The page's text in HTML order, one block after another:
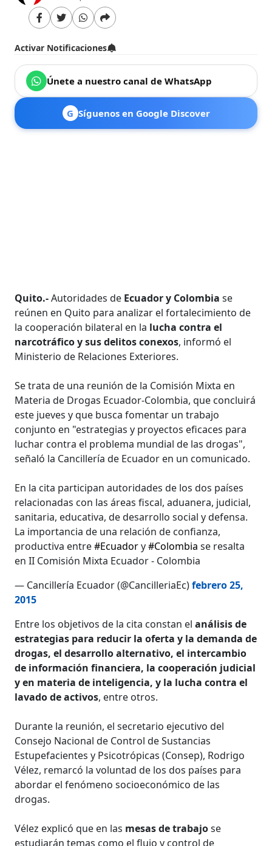
Activar Notificaciones
Únete a nuestro canal de WhatsApp
G Síguenos en Google Discover
Quito.-Autoridades de Ecuador y Colombia se
reúnen en Quito para analizar el fortalecimiento de
la cooperación bilateral en la lucha contra el
narcotráfico y sus delitos conexos, informó el
Ministerio de Relaciones Exteriores.
Se trata de una reunión de la Comisión Mixta en
Materia de Drogas Ecuador-Colombia, que concluirá
este jueves y que busca fomentar un trabajo
conjunto en "estrategias y proyectos eficaces para
luchar contra el problema mundial de las drogas",
señaló la Cancillería de Ecuador en un comunicado.
En la cita participan autoridades de los dos países
relacionadas con las áreas fiscal, aduanera, judicial,
sanitaria, educativa, de desarrollo social y defensa.
La importancia de una relación de confianza,
productiva entre#Ecuadory#Colombia se resalta
en II Comisión Mixta Ecuador - Colombia
— Cancillería Ecuador (@CancilleriaEc)febrero 25,
2015
Entre los objetivos de la cita constan elanálisis de
estrategias para reducir la oferta y la demanda de
drogas, el desarrollo alternativo, el intercambio
de información financiera, la cooperación judicial
y en materia de inteligencia, y la lucha contra el
lavado de activos, entre otros.
Durante la reunión, el secretario ejecutivo del
Consejo Nacional de Control de Sustancias
Estupefacientes y Psicotrópicas (Consep), Rodrigo
Vélez, remarcó la voluntad de los dos países para
abordar el fenómeno socioeconómico de las
drogas.
Vélez explicó que en las mesas de trabajose
estudiarán temas como el flujo y control de